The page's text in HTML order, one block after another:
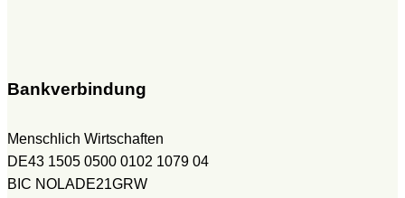
Bankverbindung
Menschlich Wirtschaften
DE43 1505 0500 0102 1079 04
BIC NOLADE21GRW